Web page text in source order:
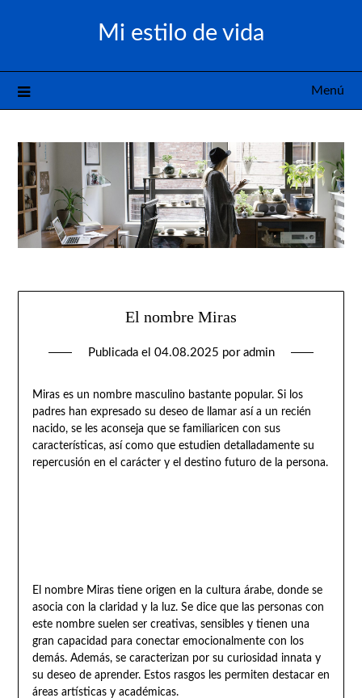
Mi estilo de vida
Menú
El nombre Miras
Publicada el 04.08.2025 por admin
Miras es un nombre masculino bastante popular. Si los
padres han expresado su deseo de llamar así a un recién
nacido, se les aconseja que se familiaricen con sus
características, así como que estudien detalladamente su
repercusión en el carácter y el destino futuro de la persona.
El nombre Miras tiene origen en la cultura árabe, donde se
asocia con la claridad y la luz. Se dice que las personas con
este nombre suelen ser creativas, sensibles y tienen una
gran capacidad para conectar emocionalmente con los
demás. Además, se caracterizan por su curiosidad innata y
su deseo de aprender. Estos rasgos les permiten destacar en
áreas artísticas y académicas.